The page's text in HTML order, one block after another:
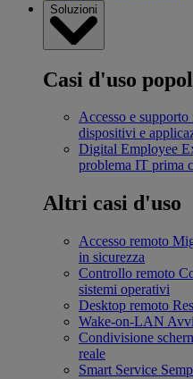
Soluzioni
Casi d'uso
Accesso e supporto
dispositivi e
Digital Employee
problema IT prima
Altri casi d'uso
Accesso remoto
in sicurezza
Controllo remoto
sistemi operativi
Desktop remoto
Wake-on-LAN
Condivisione
reale
Smart Service